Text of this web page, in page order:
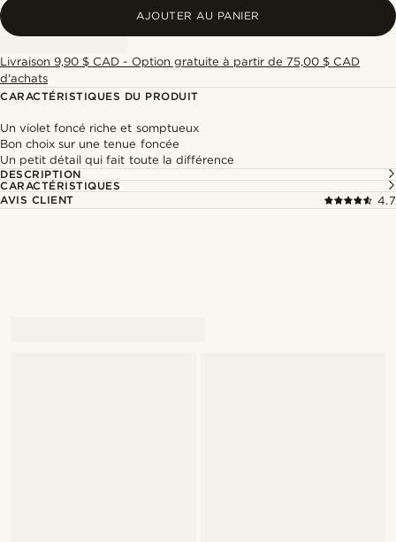
AJOUTER AU PANIER
Livraison 9,90 $ CAD - Option gratuite à partir de 75,00 $ CAD
d'achats
CARACTÉRISTIQUES DU PRODUIT
Un violet foncé riche et somptueux
Bon choix sur une tenue foncée
Un petit détail qui fait toute la différence
DESCRIPTION
CARACTÉRISTIQUES
AVIS CLIENT
4.7